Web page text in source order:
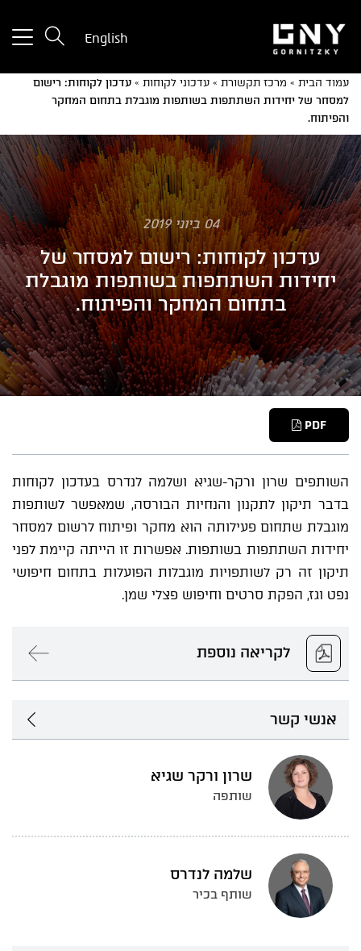
a
English
עמוד הבית » מרכז תקשורת » עדכוני לקוחות » עדכון לקוחות: רישום
למסחר של יחידות השתתפות בשותפות מוגבלת בתחום המחקר
והפיתוח.
04 ביוני 2019
עדכון לקוחות: רישום למסחר של
יחידות השתתפות בשותפות מוגבלת
בתחום המחקר והפיתוח.
PDF
השותפים שרון ורקר-שגיא ושלמה לנדרס בעדכון לקוחות
בדבר תיקון לתקנון והנחיות הבורסה, שמאפשר לשותפות
מוגבלת שתחום פעילותה הוא מחקר ופיתוח לרשום למסחר
יחידות השתתפות בשותפות. אפשרות זו הייתה קיימת לפני
תיקון זה רק לשותפויות מוגבלות הפועלות בתחום חיפושי
נפט וגז, הפקת סרטים וחיפוש פצלי שמן.
לקריאה נוספת
אנשי קשר
שרון ורקר שגיא
שותפה
שלמה לנדרס
שותף בכיר